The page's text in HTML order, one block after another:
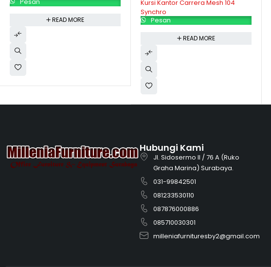
READ MORE
Kursi Kantor Carrera Mesh 104
Synchro
Pesan
READ MORE
Hubungi Kami
Jl. Sidosermo II / 76 A (Ruko
Graha Marina) Surabaya.
031-99842501
081233530110
087876000886
085710030301
milleniafurnituresby2@gmail.com